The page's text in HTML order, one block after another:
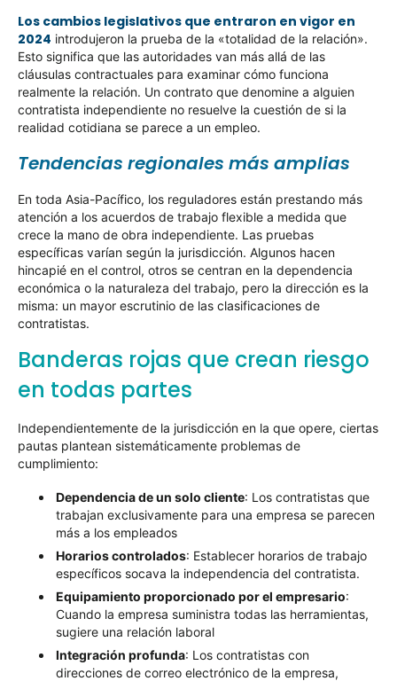
Los cambios legislativos que entraron en vigor en
2024 introdujeron la prueba de la «totalidad de la relación».
Esto significa que las autoridades van más allá de las
cláusulas contractuales para examinar cómo funciona
realmente la relación. Un contrato que denomine a alguien
contratista independiente no resuelve la cuestión de si la
realidad cotidiana se parece a un empleo.
Tendencias regionales más amplias
En toda Asia-Pacífico, los reguladores están prestando más
atención a los acuerdos de trabajo flexible a medida que
crece la mano de obra independiente. Las pruebas
específicas varían según la jurisdicción. Algunos hacen
hincapié en el control, otros se centran en la dependencia
económica o la naturaleza del trabajo, pero la dirección es la
misma: un mayor escrutinio de las clasificaciones de
contratistas.
Banderas rojas que crean riesgo
en todas partes
Independientemente de la jurisdicción en la que opere, ciertas
pautas plantean sistemáticamente problemas de
cumplimiento:
Dependencia de un solo cliente: Los contratistas que
trabajan exclusivamente para una empresa se parecen
más a los empleados
Horarios controlados: Establecer horarios de trabajo
específicos socava la independencia del contratista.
Equipamiento proporcionado por el empresario:
Cuando la empresa suministra todas las herramientas,
sugiere una relación laboral
Integración profunda: Los contratistas con
direcciones de correo electrónico de la empresa,